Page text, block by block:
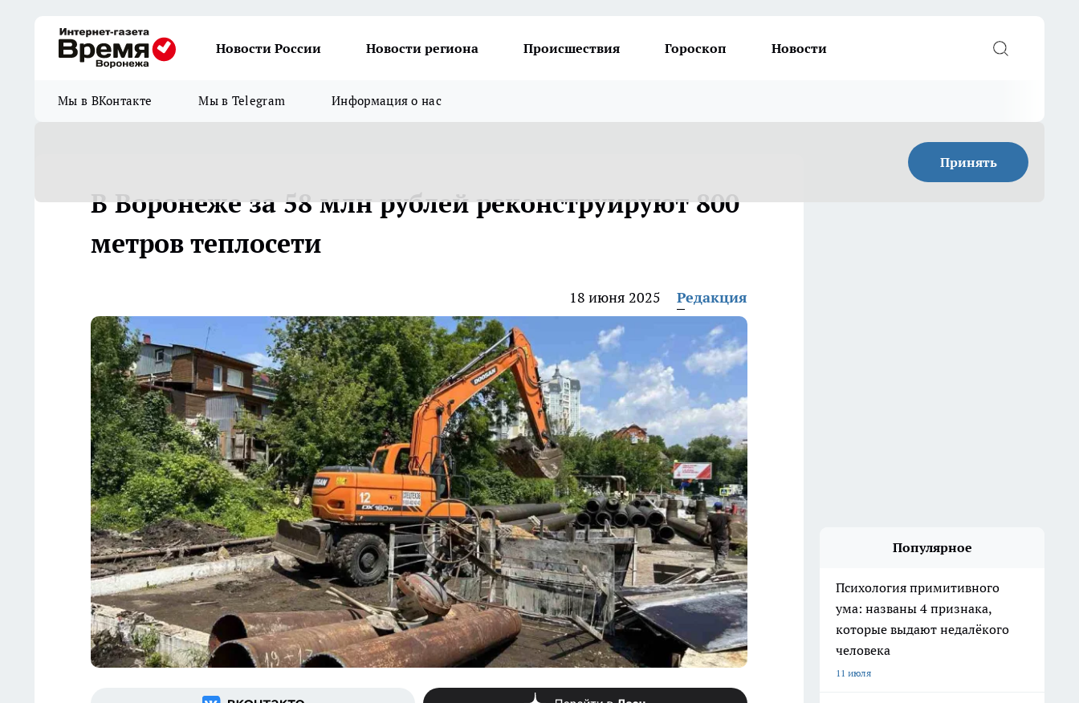
Новости России Новости региона Происшествия Гороскоп Новости
Мы в ВКонтакте Мы в Telegram Информация о нас
Принять
В Воронеже за 58 млн рублей реконструируют 800
метров теплосети
18 июня 2025 Редакция
Популярное
Психология примитивного
ума: названы 4 признака,
которые выдают недалёкого
человека
11 июля